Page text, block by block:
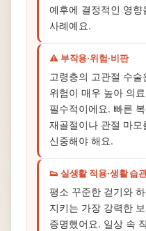
예후에 결정적인 영
사례예요.
⚠️ 부작용·위험·비판
고령층의 고관절 수
위험이 매우 높아 의
필수적이에요. 빠른
재골절이나 관절 마모
신중해야 해요.
👟 실생활 적용·생활 습
평소 꾸준한 걷기와
지키는 가장 강력한
증명했어요. 일상 속